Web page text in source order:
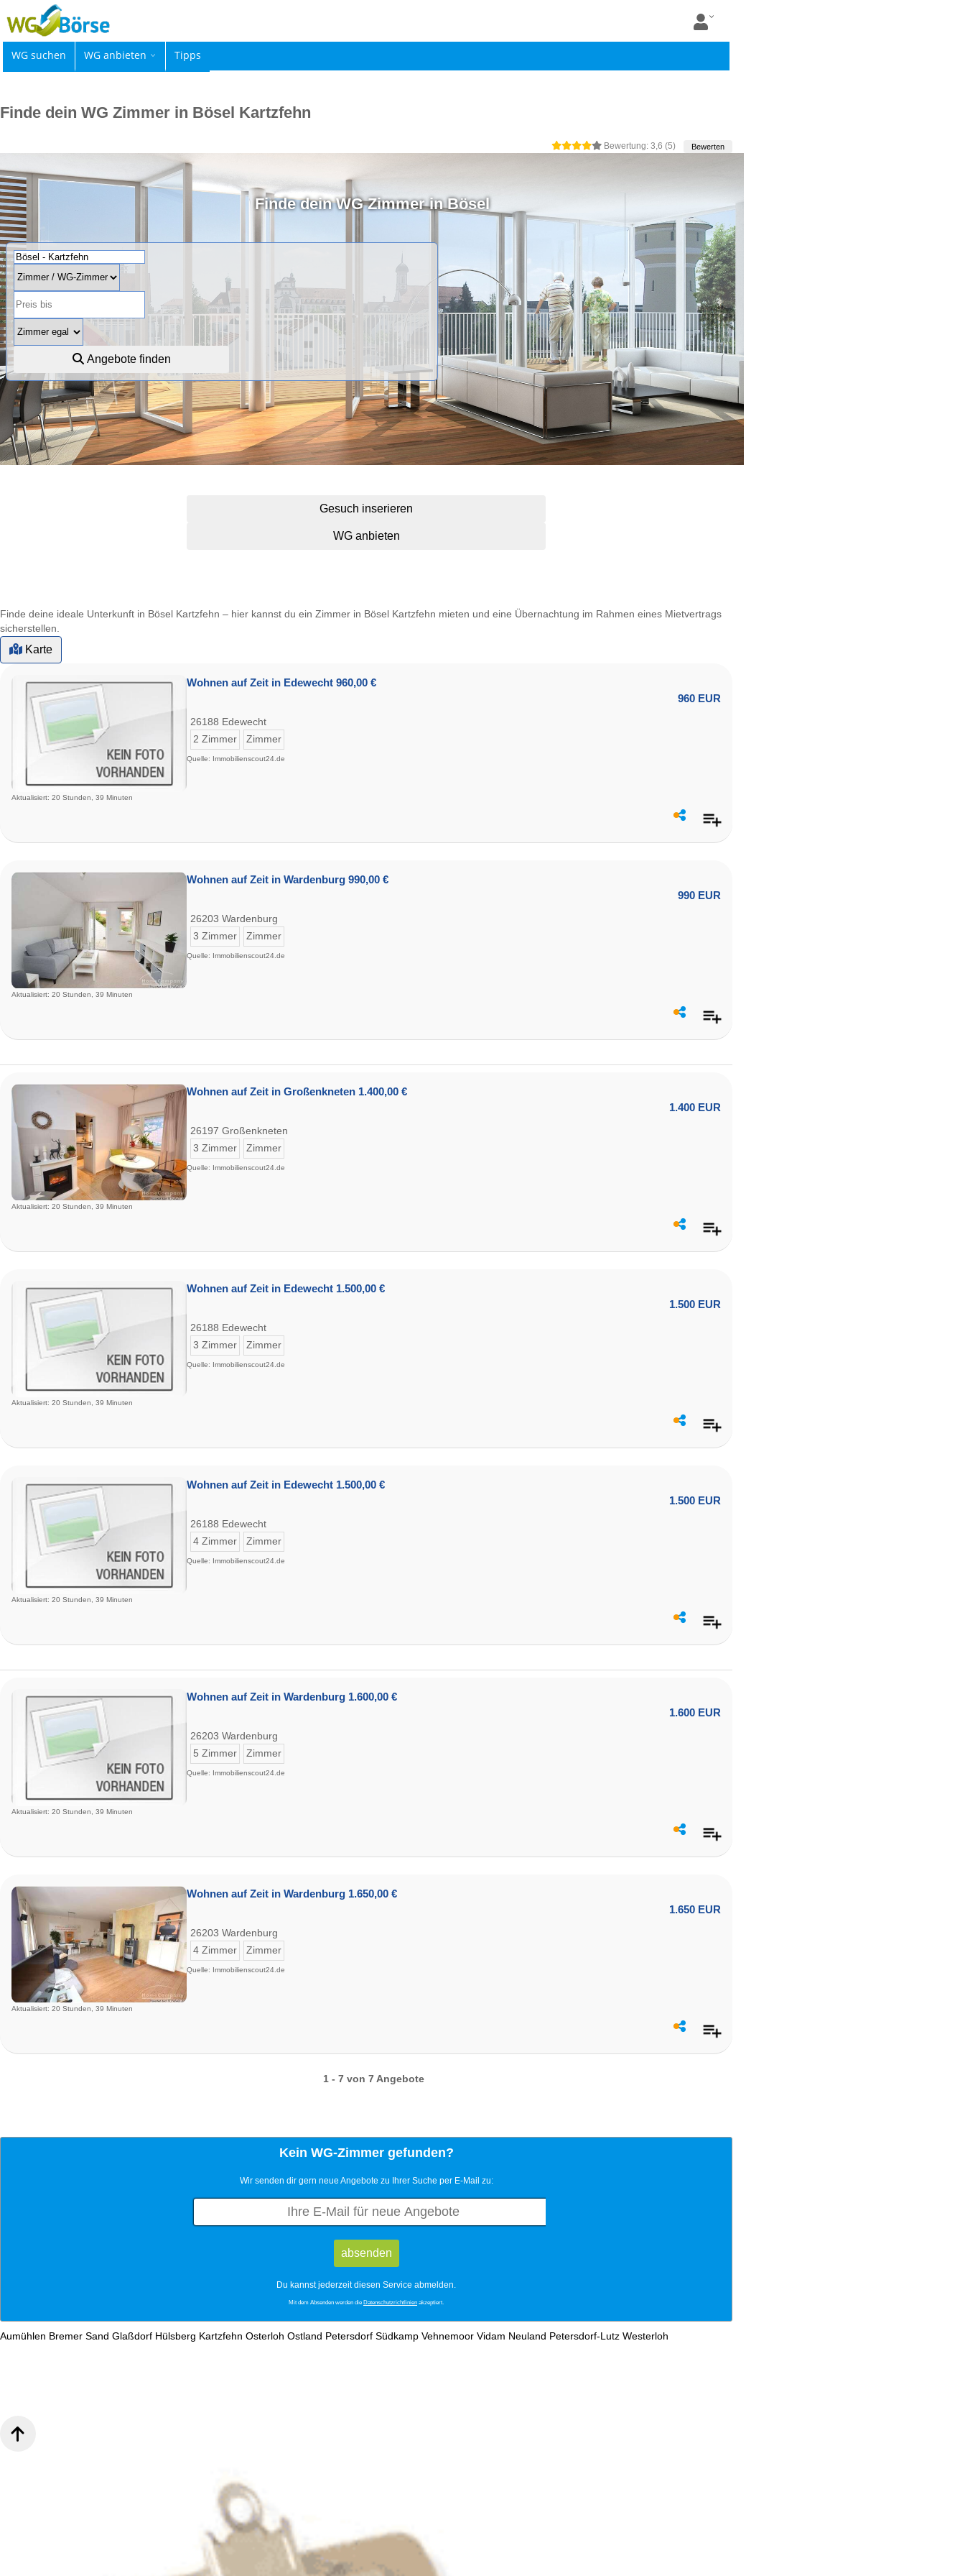
WG suchen WG anbieten Tipps
Finde dein WG Zimmer in Bösel Kartzfehn
Bewertung: 3,6 (5) Bewerten
Finde dein WG Zimmer in Bösel
Angebote finden
Gesuch inserieren
WG anbieten
Finde deine ideale Unterkunft in Bösel Kartzfehn – hier kannst du ein Zimmer in Bösel Kartzfehn mieten und eine Übernachtung im Rahmen eines Mietvertrags
sicherstellen.
Karte
Wohnen auf Zeit in Edewecht 960,00 €
960 EUR
26188 Edewecht
2 Zimmer
Zimmer
Quelle: Immobilienscout24.de
Aktualisiert: 20 Stunden, 39 Minuten
Wohnen auf Zeit in Wardenburg 990,00 €
990 EUR
26203 Wardenburg
3 Zimmer
Zimmer
Quelle: Immobilienscout24.de
Aktualisiert: 20 Stunden, 39 Minuten
Wohnen auf Zeit in Großenkneten 1.400,00 €
1.400 EUR
26197 Großenkneten
3 Zimmer
Zimmer
Quelle: Immobilienscout24.de
Aktualisiert: 20 Stunden, 39 Minuten
Wohnen auf Zeit in Edewecht 1.500,00 €
1.500 EUR
26188 Edewecht
3 Zimmer
Zimmer
Quelle: Immobilienscout24.de
Aktualisiert: 20 Stunden, 39 Minuten
Wohnen auf Zeit in Edewecht 1.500,00 €
1.500 EUR
26188 Edewecht
4 Zimmer
Zimmer
Quelle: Immobilienscout24.de
Aktualisiert: 20 Stunden, 39 Minuten
Wohnen auf Zeit in Wardenburg 1.600,00 €
1.600 EUR
26203 Wardenburg
5 Zimmer
Zimmer
Quelle: Immobilienscout24.de
Aktualisiert: 20 Stunden, 39 Minuten
Wohnen auf Zeit in Wardenburg 1.650,00 €
1.650 EUR
26203 Wardenburg
4 Zimmer
Zimmer
Quelle: Immobilienscout24.de
Aktualisiert: 20 Stunden, 39 Minuten
1 - 7 von 7 Angebote
Kein WG-Zimmer gefunden?
Wir senden dir gern neue Angebote zu Ihrer Suche per E-Mail zu:
Du kannst jederzeit diesen Service abmelden.
Mit dem Absenden werden die Datenschutzrichtlinien akzeptiert.
Aumühlen Bremer Sand Glaßdorf Hülsberg Kartzfehn Osterloh Ostland Petersdorf Südkamp Vehnemoor Vidam Neuland Petersdorf-Lutz Westerloh